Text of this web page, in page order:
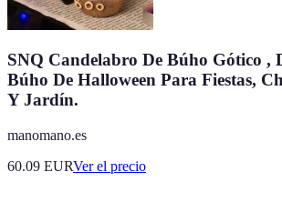
SNQ Candelabro De Búho Gótico ,
Búho De Halloween Para Fiestas,
Y Jardín.
manomano.es
60.09 EURVer el precio